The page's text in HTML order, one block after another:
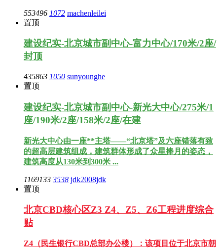
553496 1072 machenleilei
置顶
建设纪实-北京城市副中心-富力中心/170米/2座/
封顶
435863 1050 sunyounghe
置顶
建设纪实-北京城市副中心-新光大中心/275米/1
座/190米/2座/158米/2座/在建
新光大中心由一座**主塔——“北京塔”及六座错落有致
的超高层建筑组成，建筑群体形成了众星捧月的姿态，
建筑高度从130米到300米 ...
1169133 3538 jdk2008jdk
置顶
北京CBD核心区Z3 Z4、Z5、Z6工程进度综合
贴
Z4（民生银行CBD总部办公楼）：该项目位于北京市朝